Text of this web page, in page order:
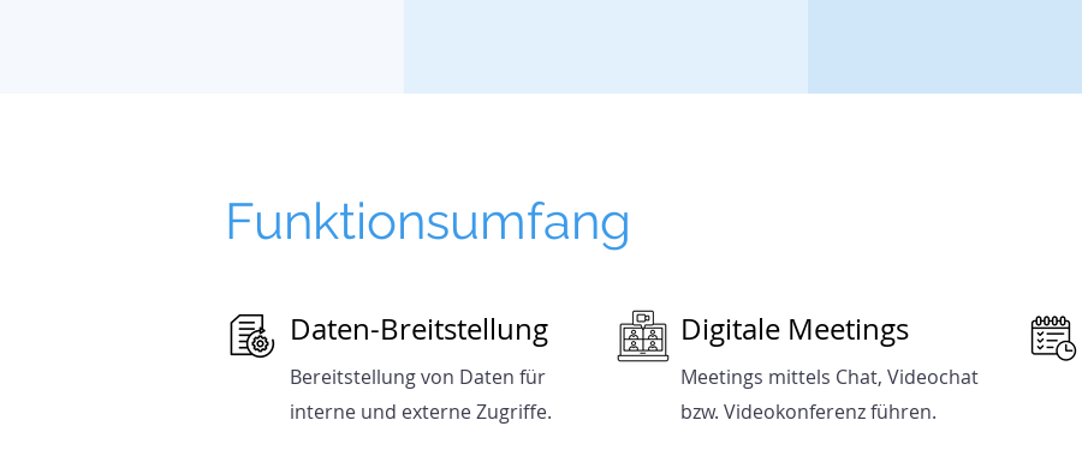
Funktionsumfang
Daten-Breitstellung
Bereitstellung von Daten für
interne und externe Zugriffe.
Digitale Meetings
Meetings mittels Chat, Videochat
bzw. Videokonferenz führen.